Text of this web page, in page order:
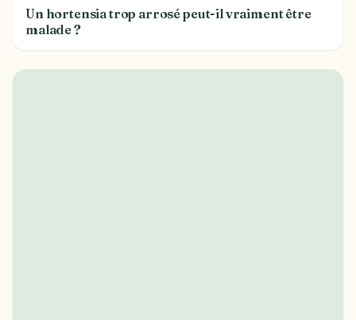
Un hortensia trop arrosé peut-il vraiment être
malade ?